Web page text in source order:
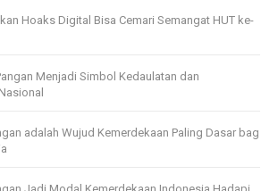
Hoaks Digital Bisa Cemari Semangat HUT ke-
Menjadi Simbol Kedaulatan dan
adalah Wujud Kemerdekaan Paling Dasar bag